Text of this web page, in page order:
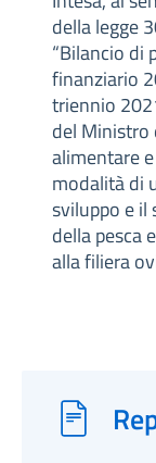
della legge
“Bilancio di
finanziario
triennio
del Ministro
alimentare
modalità di
sviluppo e il
della pesca
alla filiera